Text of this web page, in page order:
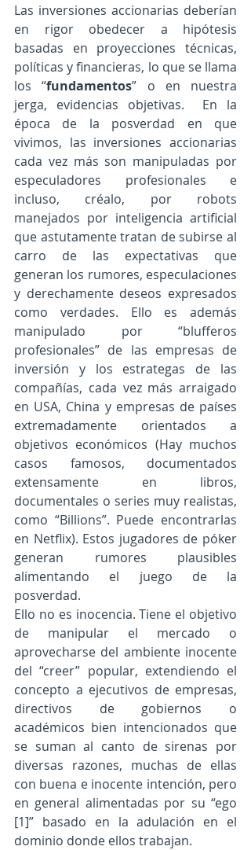
Las inversiones accionarias deberían
en rigor obedecer a hipótesis
basadas en proyecciones técnicas,
políticas y financieras, lo que se llama
los “fundamentos” o en nuestra
jerga, evidencias objetivas.  En la
época de la posverdad en que
vivimos, las inversiones accionarias
cada vez más son manipuladas por
especuladores profesionales e
incluso, créalo, por robots
manejados por inteligencia artificial
que astutamente tratan de subirse al
carro de las expectativas que
generan los rumores, especulaciones
y derechamente deseos expresados
como verdades. Ello es además
manipulado por “blufferos
profesionales” de las empresas de
inversión y los estrategas de las
compañías, cada vez más arraigado
en USA, China y empresas de países
extremadamente orientados a
objetivos económicos (Hay muchos
casos famosos, documentados
extensamente en libros,
documentales o series muy realistas,
como “Billions”. Puede encontrarlas
en Netflix). Estos jugadores de póker
generan rumores plausibles
alimentando el juego de la
posverdad.
Ello no es inocencia. Tiene el objetivo
de manipular el mercado o
aprovecharse del ambiente inocente
del “creer” popular, extendiendo el
concepto a ejecutivos de empresas,
directivos de gobiernos o
académicos bien intencionados que
se suman al canto de sirenas por
diversas razones, muchas de ellas
con buena e inocente intención, pero
en general alimentadas por su “ego
[1]” basado en la adulación en el
dominio donde ellos trabajan.